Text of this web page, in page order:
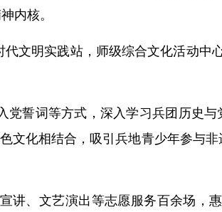
内核。
文明实践站，师级综合文化活动中
誓词等方式，深入学习兵团历史
文化相结合，吸引兵地青少年参与
讲、文艺演出等志愿服务百余场，